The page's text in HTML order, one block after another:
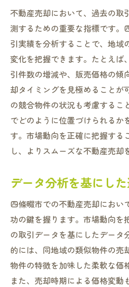
不動産売却において、過去の取
測するための重要な指標です。
引実績を分析することで、地域
変化を把握できます。たとえば
引件数の増減や、販売価格の傾
却タイミングを見極めることが
の競合物件の状況も考慮するこ
でどのように位置づけられるか
す。市場動向を正確に把握する
し、よりスムーズな不動産売却
データ分析を基にし
四條畷市での不動産売却におい
功の鍵を握ります。市場動向を
の取引データを基にしたデータ
的には、同地域の類似物件の売
物件の特徴を加味した柔軟な価
また、売却時期による価格変動